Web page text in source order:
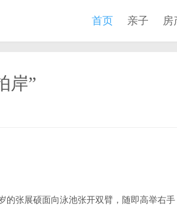
首页 亲子 房
岸”
的张展硕面向泳池张开双臂，随即高举右